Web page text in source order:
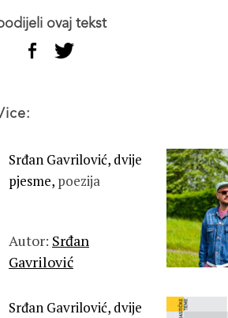
podijeli ovaj tekst
ice:
Srđan Gavrilović, dvije
pjesme, poezija
Autor: Srđan
Gavrilović
Srđan Gavrilović, dvije